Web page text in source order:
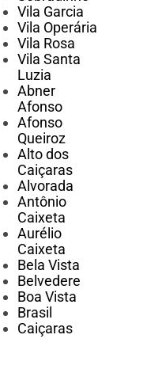
Vila Garcia
Vila Operária
Vila Rosa
Vila Santa
Luzia
Abner
Afonso
Afonso
Queiroz
Alto dos
Caiçaras
Alvorada
Antônio
Caixeta
Aurélio
Caixeta
Bela Vista
Belvedere
Boa Vista
Brasil
Caiçaras